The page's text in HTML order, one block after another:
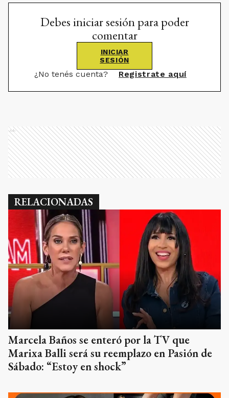
Debes iniciar sesión para poder
comentar
INICIAR
SESIÓN
¿No tenés cuenta? Registrate aquí
Ads
RELACIONADAS
Marcela Baños se enteró por la TV que
Marixa Balli será su reemplazo en Pasión de
Sábado: “Estoy en shock”